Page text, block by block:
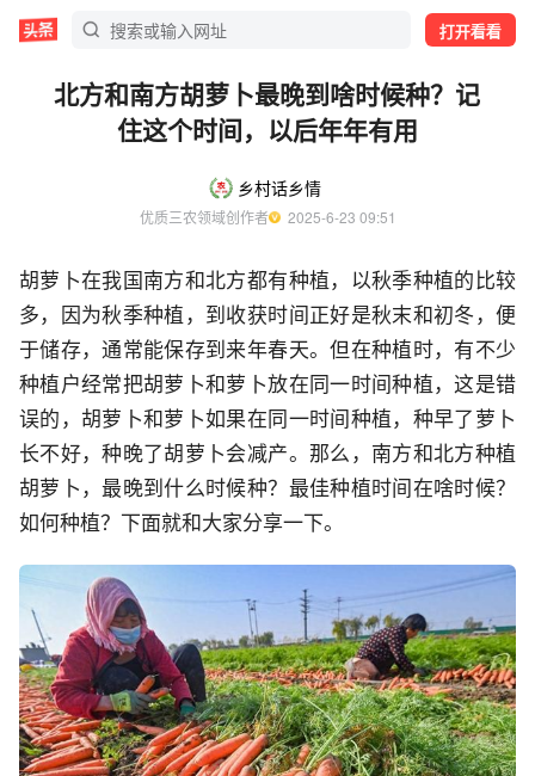
打开看看
北方和南方胡萝卜最晚到啥时候种？记
住这个时间，以后年年有用
乡村话乡情
优质三农领域创作者
  2025-6-23 09:51
胡萝卜在我国南方和北方都有种植，以秋季种植的比较
多，因为秋季种植，到收获时间正好是秋末和初冬，便
于储存，通常能保存到来年春天。但在种植时，有不少
种植户经常把胡萝卜和萝卜放在同一时间种植，这是错
误的，胡萝卜和萝卜如果在同一时间种植，种早了萝卜
长不好，种晚了胡萝卜会减产。那么，南方和北方种植
胡萝卜，最晚到什么时候种？最佳种植时间在啥时候？
如何种植？下面就和大家分享一下。